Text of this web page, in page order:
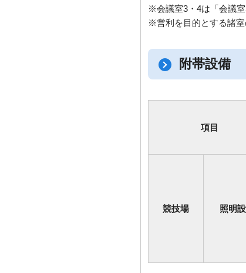
※会議室3・4は「会議室
※営利を目的とする諸室
附帯設備
項目
競技場 照明